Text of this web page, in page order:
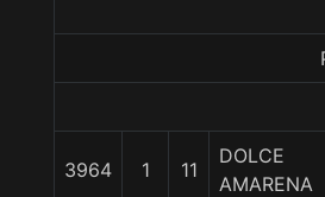
3964 1 11
DOLCE
AMARENA